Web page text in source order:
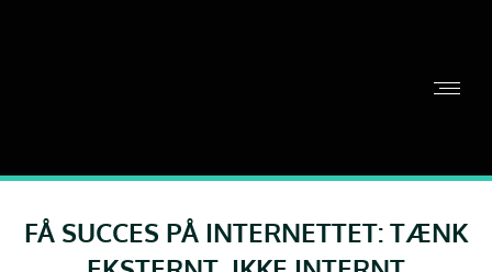
FÅ SUCCES PÅ INTERNETTET: TÆNK